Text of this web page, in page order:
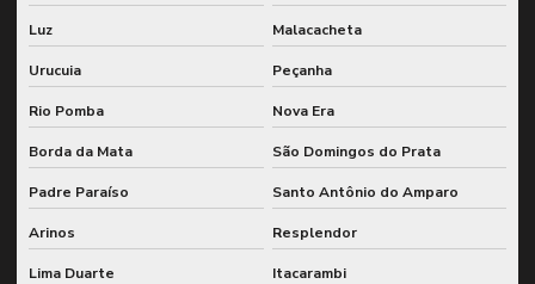
Luz Malacacheta
Urucuia Peçanha
Rio Pomba Nova Era
Borda da Mata São Domingos do Prata
Padre Paraíso Santo Antônio do Amparo
Arinos Resplendor
Lima Duarte Itacarambi